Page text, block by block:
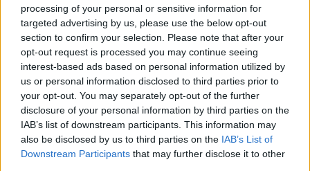
processing of your personal or sensitive information for
targeted advertising by us, please use the below opt-out
section to confirm your selection. Please note that after your
opt-out request is processed you may continue seeing
interest-based ads based on personal information utilized by
us or personal information disclosed to third parties prior to
your opt-out. You may separately opt-out of the further
disclosure of your personal information by third parties on the
IAB’s list of downstream participants. This information may
also be disclosed by us to third parties on the IAB’s List of
Downstream Participants that may further disclose it to other
Tech| 2017.05.23 10:45
Jelentős kedvezmény
feltöltőkártyásoknak a
Telekomnál
Tech| 2017.05.09 10:41
LEGFRISSEBB PCW